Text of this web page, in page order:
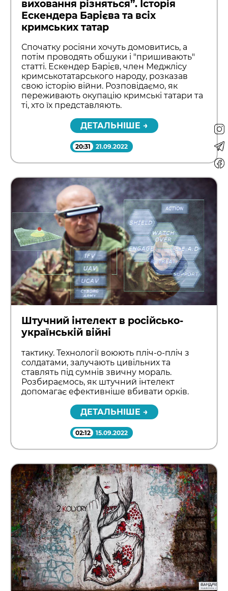
виховання різняться”. Історія
Ескендера Барієва та всіх
кримських татар
Спочатку росіяни хочуть домовитись, а
потім проводять обшуки і "пришивають"
статті. Ескендер Барієв, член Меджлісу
кримськотатарського народу, розказав
свою історію війни. Розповідаємо, як
переживають окупацію кримські татари та
ті, хто їх представляють.
ДЕТАЛЬНІШЕ →
20:31 21.09.2022
Штучний інтелект в російсько-
українській війні
тактику. Технології воюють пліч-о-пліч з
солдатами, залучають цивільних та
ставлять під сумнів звичну мораль.
Розбираємось, як штучний інтелект
допомагає ефективніше вбивати орків.
ДЕТАЛЬНІШЕ →
02:12 15.09.2022